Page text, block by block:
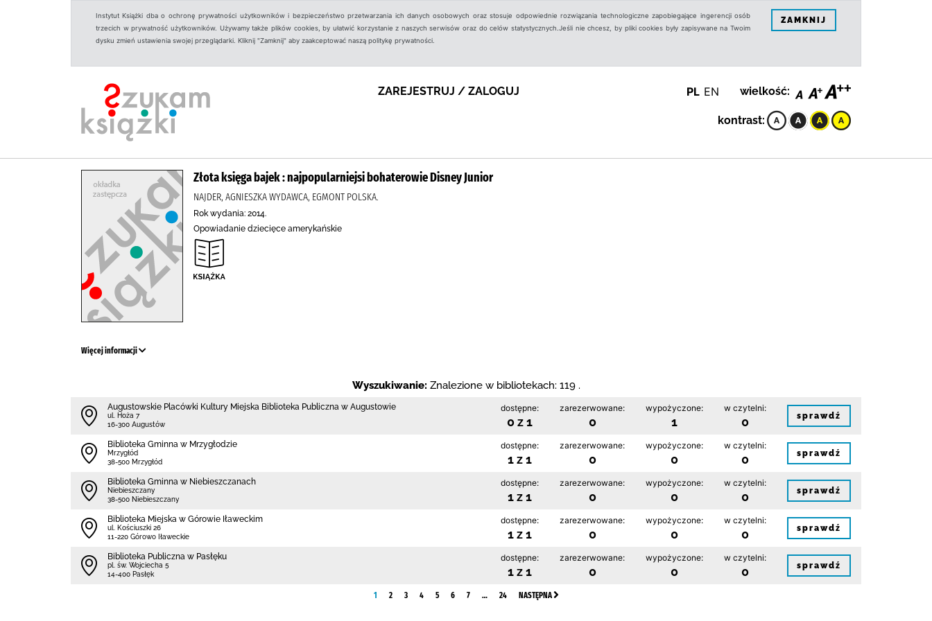
Instytut Książki dba o ochronę prywatności użytkowników i bezpieczeństwo przetwarzania ich danych osobowych oraz stosuje odpowiednie rozwiązania technologiczne zapobiegające ingerencji osób
trzecich w prywatność użytkowników. Używamy także plików cookies, by ułatwić korzystanie z naszych serwisów oraz do celów statystycznych.Jeśli nie chcesz, by pliki cookies były zapisywane na Twoim
dysku zmień ustawienia swojej przeglądarki. Kliknij "Zamknij" aby zaakceptować naszą politykę prywatności.
ZAMKNIJ
ZAREJESTRUJ / ZALOGUJ PL EN wielkość:
kontrast:
Złota księga bajek : najpopularniejsi bohaterowie Disney Junior
NAJDER, AGNIESZKA WYDAWCA, EGMONT POLSKA.
Rok wydania: 2014.
Opowiadanie dziecięce amerykańskie
Więcej informacji
Wyszukiwanie: Znalezione w bibliotekach: 119 .
Augustowskie Placówki Kultury Miejska Biblioteka Publiczna w Augustowie
ul. Hoża 7
16-300 Augustów
dostępne:
0 z 1
zarezerwowane:
0
wypożyczone:
1
w czytelni:
0 sprawdź
Biblioteka Gminna w Mrzygłodzie
Mrzygłód
38-500 Mrzygłód
dostępne:
1 z 1
zarezerwowane:
0
wypożyczone:
0
w czytelni:
0 sprawdź
Biblioteka Gminna w Niebieszczanach
Niebieszczany
38-500 Niebieszczany
dostępne:
1 z 1
zarezerwowane:
0
wypożyczone:
0
w czytelni:
0 sprawdź
Biblioteka Miejska w Górowie Iławeckim
ul. Kościuszki 26
11-220 Górowo Iławeckie
dostępne:
1 z 1
zarezerwowane:
0
wypożyczone:
0
w czytelni:
0 sprawdź
Biblioteka Publiczna w Pasłęku
pl. św. Wojciecha 5
14-400 Pasłęk
dostępne:
1 z 1
zarezerwowane:
0
wypożyczone:
0
w czytelni:
0 sprawdź
1 2 3 4 5 6 7 … 24 NASTĘPNA